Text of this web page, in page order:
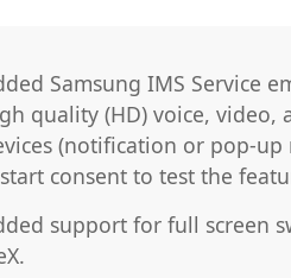
Samsung IMS Service
quality (HD) voice, video,
(notification or pop-up
consent to test the
support for full screen